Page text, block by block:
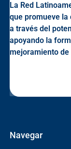
La Red
que promueve
a través del
apoyando la
mejoramiento
Navegar